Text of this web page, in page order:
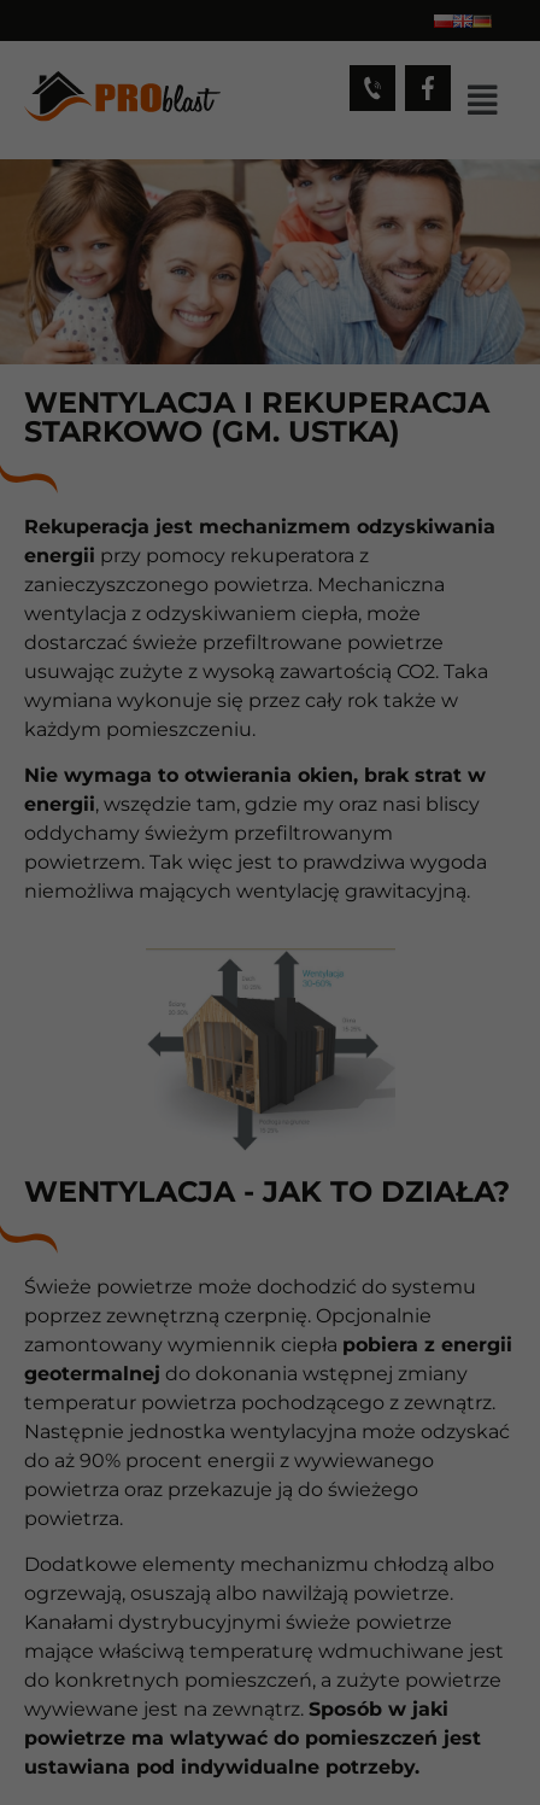
WENTYLACJA I REKUPERACJA
STARKOWO (GM. USTKA)
Rekuperacja jest mechanizmem odzyskiwania
energii przy pomocy rekuperatora z
zanieczyszczonego powietrza. Mechaniczna
wentylacja z odzyskiwaniem ciepła, może
dostarczać świeże przefiltrowane powietrze
usuwając zużyte z wysoką zawartością CO2. Taka
wymiana wykonuje się przez cały rok także w
każdym pomieszczeniu.
Nie wymaga to otwierania okien, brak strat w
energii, wszędzie tam, gdzie my oraz nasi bliscy
oddychamy świeżym przefiltrowanym
powietrzem. Tak więc jest to prawdziwa wygoda
niemożliwa mających wentylację grawitacyjną.
WENTYLACJA - JAK TO DZIAŁA?
Świeże powietrze może dochodzić do systemu
poprzez zewnętrzną czerpnię. Opcjonalnie
zamontowany wymiennik ciepła pobiera z energii
geotermalnej do dokonania wstępnej zmiany
temperatur powietrza pochodzącego z zewnątrz.
Następnie jednostka wentylacyjna może odzyskać
do aż 90% procent energii z wywiewanego
powietrza oraz przekazuje ją do świeżego
powietrza.
Dodatkowe elementy mechanizmu chłodzą albo
ogrzewają, osuszają albo nawilżają powietrze.
Kanałami dystrybucyjnymi świeże powietrze
mające właściwą temperaturę wdmuchiwane jest
do konkretnych pomieszczeń, a zużyte powietrze
wywiewane jest na zewnątrz. Sposób w jaki
powietrze ma wlatywać do pomieszczeń jest
ustawiana pod indywidualne potrzeby.